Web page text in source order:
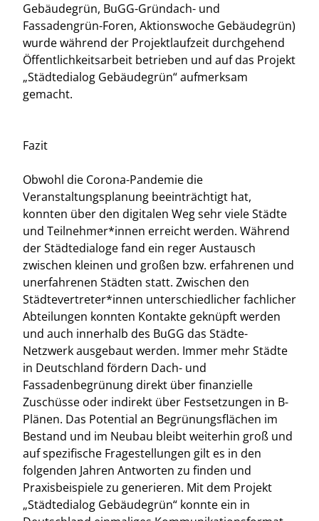
Gebäudegrün, BuGG-Gründach- und
Fassadengrün-Foren, Aktionswoche Gebäudegrün)
wurde während der Projektlaufzeit durchgehend
Öffentlichkeitsarbeit betrieben und auf das Projekt
„Städtedialog Gebäudegrün“ aufmerksam
gemacht.
Fazit
Obwohl die Corona-Pandemie die
Veranstaltungsplanung beeinträchtigt hat,
konnten über den digitalen Weg sehr viele Städte
und Teilnehmer*innen erreicht werden. Während
der Städtedialoge fand ein reger Austausch
zwischen kleinen und großen bzw. erfahrenen und
unerfahrenen Städten statt. Zwischen den
Städtevertreter*innen unterschiedlicher fachlicher
Abteilungen konnten Kontakte geknüpft werden
und auch innerhalb des BuGG das Städte-
Netzwerk ausgebaut werden. Immer mehr Städte
in Deutschland fördern Dach- und
Fassadenbegrünung direkt über finanzielle
Zuschüsse oder indirekt über Festsetzungen in B-
Plänen. Das Potential an Begrünungsflächen im
Bestand und im Neubau bleibt weiterhin groß und
auf spezifische Fragestellungen gilt es in den
folgenden Jahren Antworten zu finden und
Praxisbeispiele zu generieren. Mit dem Projekt
„Städtedialog Gebäudegrün“ konnte ein in